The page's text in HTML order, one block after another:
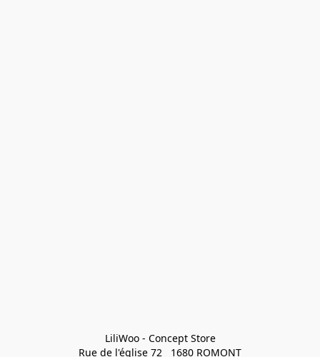
LiliWoo - Concept Store
Rue de l'église 72   1680 ROMONT